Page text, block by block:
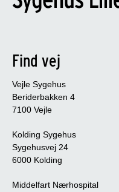
Find vej
Vejle Sygehus
Beriderbakken 4
7100 Vejle
Kolding Sygehus
Sygehusvej 24
6000 Kolding
Middelfart Nærhospital